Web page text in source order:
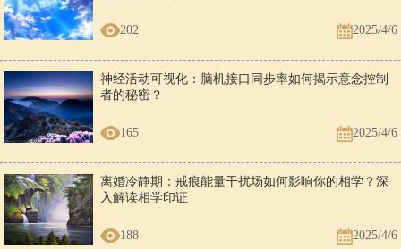
202 2025/4/6
神经活动可视化：脑机接口同步率如何揭示意念控制
者的秘密？
165 2025/4/6
离婚冷静期：戒痕能量干扰场如何影响你的相学？深
入解读相学印证
188 2025/4/6